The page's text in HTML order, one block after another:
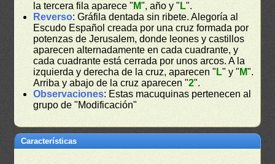
la tercera fila aparece " M", año y " L".
Reverso: Gráfila dentada sin ribete. Alegoría al
Escudo Español creada por una cruz formada por
potenzas de Jerusalem, donde leones y castillos
aparecen alternadamente en cada cuadrante, y
cada cuadrante está cerrada por unos arcos. A la
izquierda y derecha de la cruz, aparecen " L" y " M".
Arriba y abajo de la cruz aparecen "2".
Observaciones: Estas macuquinas pertenecen al
grupo de "Modificación"
Características